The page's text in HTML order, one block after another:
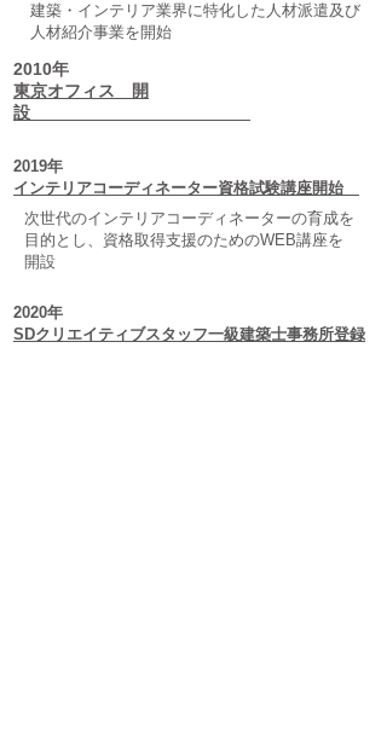
建築・インテリア業界に特化した人材派遣及び
人材紹介事業を開始
2010年
東京オフィス 開
設
2019年
インテリアコーディネーター資格試験講座開始
次世代のインテリアコーディネーターの育成を
目的とし、​資格取得支援のためのWEB講座を
開設
2020年
SDクリエイティブスタッフ一級建築士事務所登録